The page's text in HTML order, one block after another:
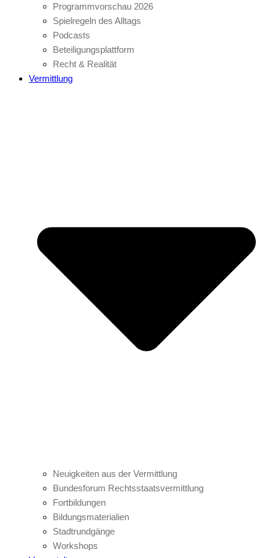
Programmvorschau 2026
Spielregeln des Alltags
Podcasts
Beteiligungsplattform
Recht & Realität
Vermittlung
Neuigkeiten aus der Vermittlung
Bundesforum Rechtsstaatsvermittlung
Fortbildungen
Bildungsmaterialien
Stadtrundgänge
Workshops